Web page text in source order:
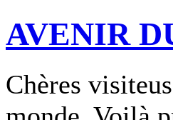
AVENIR
Chères